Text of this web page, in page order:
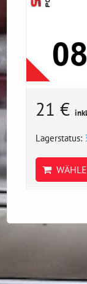
21 €
Lagerstatus: